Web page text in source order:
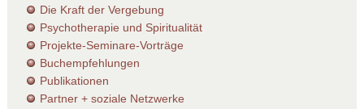
Die Kraft der Vergebung
Psychotherapie und Spiritualität
Projekte-Seminare-Vorträge
Buchempfehlungen
Publikationen
Partner + soziale Netzwerke